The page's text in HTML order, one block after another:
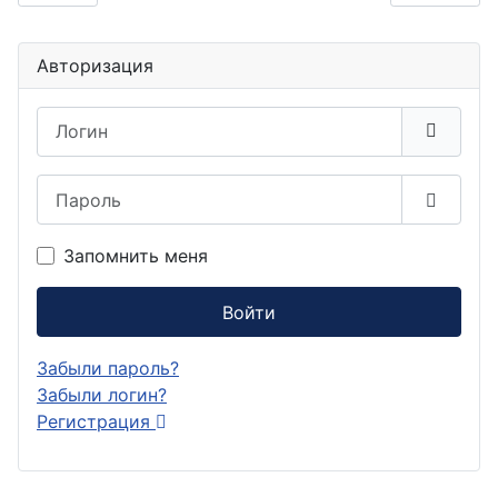
Авторизация
Запомнить меня
Войти
Забыли пароль?
Забыли логин?
Регистрация